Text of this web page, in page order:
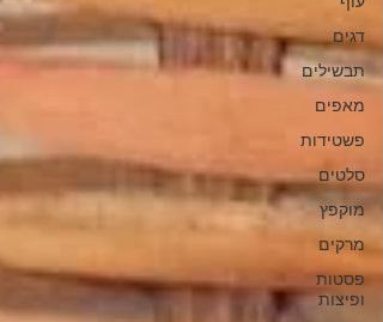
דגים
תבשילים
מאפים
פשטידות
סלטים
מוקפץ
מרקים
פסטות
ופיצות